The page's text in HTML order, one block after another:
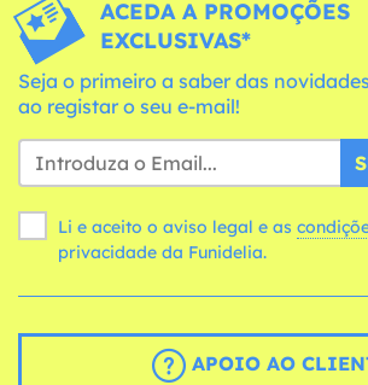
ACEDA A PROMOÇÕES
EXCLUSIVAS*
Seja o primeiro a saber das
ao registar o seu e-mail!
Li e aceito o aviso legal e as
privacidade da Funidelia.
APOIO AO